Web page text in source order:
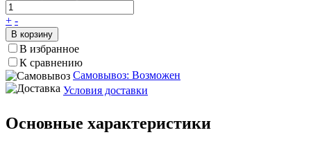
+ -
В корзину
В избранное
К сравнению
Самовывоз: Возможен
Условия доставки
Основные характеристики